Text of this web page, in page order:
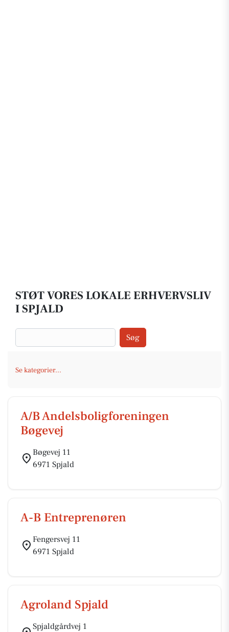
STØT VORES LOKALE ERHVERVSLIV
I SPJALD
Søg
Se kategorier...
A/B Andelsboligforeningen
Bøgevej
Bøgevej 11
6971 Spjald
A-B Entreprenøren
Fengersvej 11
6971 Spjald
Agroland Spjald
Spjaldgårdvej 1